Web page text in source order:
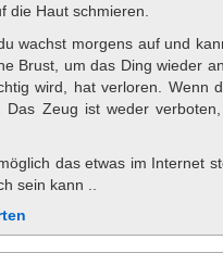
die Haut schmieren.
wachst morgens auf und
Brust, um das Ding wieder
wird, hat verloren. Wenn
Das Zeug ist weder
das etwas im Internet
sein kann ..